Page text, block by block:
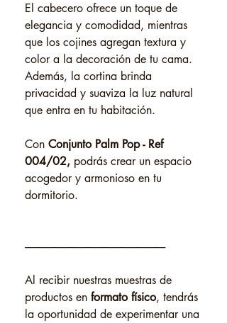
El cabecero ofrece un toque de
elegancia y comodidad, mientras
que los cojines agregan textura y
color a la decoración de tu cama.
Además, la cortina brinda
privacidad y suaviza la luz natural
que entra en tu habitación.
Con Conjunto Palm Pop - Ref
004/02, podrás crear un espacio
acogedor y armonioso en tu
dormitorio.
------------------------------------------------------------------
Al recibir nuestras muestras de
productos en formato físico, tendrás
la oportunidad de experimentar una